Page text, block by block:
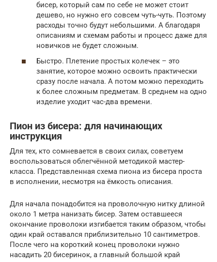
бисер, который сам по себе не может стоит
дешево, но нужно его совсем чуть-чуть. Поэтому
расходы точно будут небольшими. А благодаря
описаниям и схемам работы и процесс даже для
новичков не будет сложным.
Быстро. Плетение простых колечек – это
занятие, которое можно освоить практически
сразу после начала. А потом можно переходить
к более сложным предметам. В среднем на одно
изделие уходит час-два времени.
Пион из бисера: для начинающих
инструкция
Для тех, кто сомневается в своих силах, советуем
воспользоваться облегчённой методикой мастер-
класса. Представленная схема пиона из бисера проста
в исполнении, несмотря на ёмкость описания.
Для начала понадобится на проволочную нитку длиной
около 1 метра нанизать бисер. Затем оставшееся
окончание проволоки изгибается таким образом, чтобы
один край оставался приблизительно 10 сантиметров.
После чего на короткий конец проволоки нужно
насадить 20 бисеринок, а главный большой край